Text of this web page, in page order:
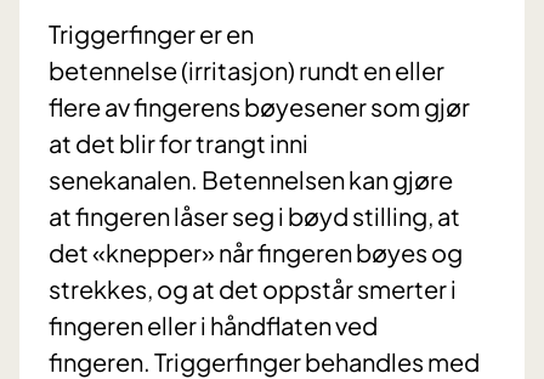
Triggerfinger er en
betennelse (irritasjon) rundt en eller
flere av fingerens bøyesener som gjør
at det blir for trangt inni
senekanalen. Betennelsen kan gjøre
at fingeren låser seg i bøyd stilling, at
det «knepper» når fingeren bøyes og
strekkes, og at det oppstår smerter i
fingeren eller i håndflaten ved
fingeren. Triggerfinger behandles med